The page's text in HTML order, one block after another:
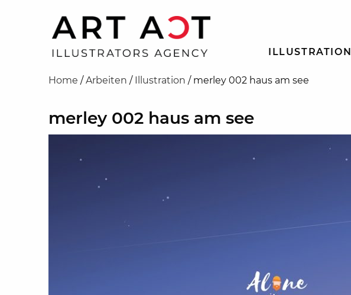
ILLUSTRATION
Home /Arbeiten / Illustration / merley 002 haus am see
merley 002 haus am see